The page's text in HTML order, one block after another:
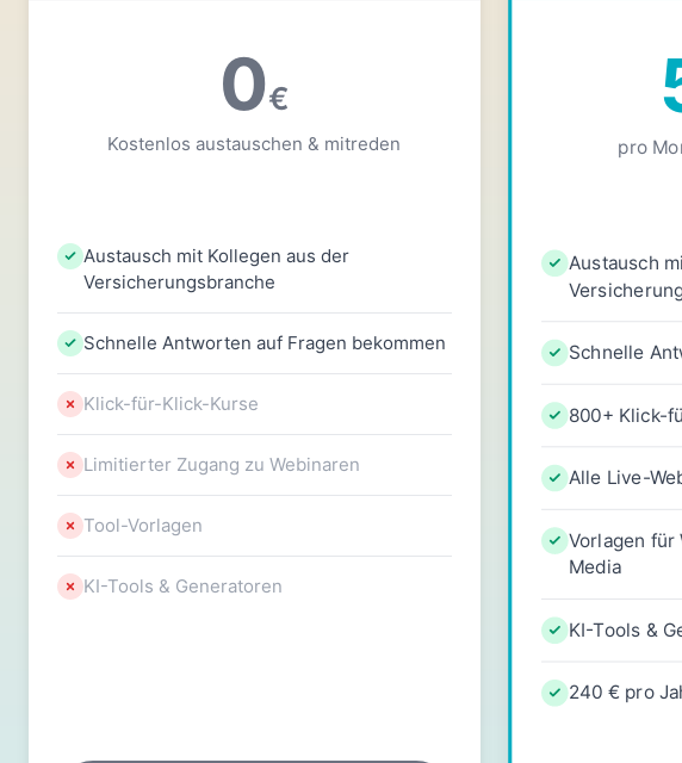
0€
Kostenlos austauschen & mitreden
Austausch mit Kollegen aus der
Versicherungsbranche
Schnelle Antworten auf Fragen bekommen
Klick-für-Klick-Kurse
Limitierter Zugang zu Webinaren
Tool-Vorlagen
KI-Tools & Generatoren
pro
Austausch
Schnelle
800+ Klick-
Alle Live-
Vorlagen für
Media
KI-Tools &
240 € pro